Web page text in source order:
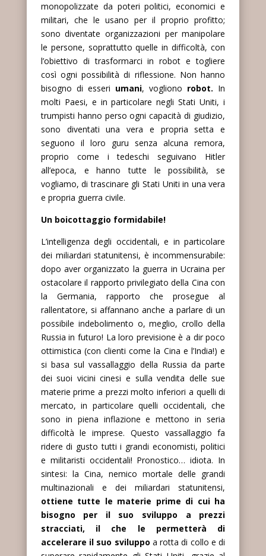
monopolizzate da poteri politici, economici e
militari, che le usano per il proprio profitto;
sono diventate organizzazioni per manipolare
le persone, soprattutto quelle in difficoltà, con
l’obiettivo di trasformarci in robot e togliere
così ogni possibilità di riflessione. Non hanno
bisogno di esseri umani, vogliono robot. In
molti Paesi, e in particolare negli Stati Uniti, i
trumpisti hanno perso ogni capacità di giudizio,
sono diventati una vera e propria setta e
seguono il loro guru senza alcuna remora,
proprio come i tedeschi seguivano Hitler
all’epoca, e hanno tutte le possibilità, se
vogliamo, di trascinare gli Stati Uniti in una vera
e propria guerra civile.
Un boicottaggio formidabile!
L’intelligenza degli occidentali, e in particolare
dei miliardari statunitensi, è incommensurabile:
dopo aver organizzato la guerra in Ucraina per
ostacolare il rapporto privilegiato della Cina con
la Germania, rapporto che prosegue al
rallentatore, si affannano anche a parlare di un
possibile indebolimento o, meglio, crollo della
Russia in futuro! La loro previsione è a dir poco
ottimistica (con clienti come la Cina e l’India!) e
si basa sul vassallaggio della Russia da parte
dei suoi vicini cinesi e sulla vendita delle sue
materie prime a prezzi molto inferiori a quelli di
mercato, in particolare quelli occidentali, che
sono in piena inflazione e mettono in seria
difficoltà le imprese. Questo vassallaggio fa
ridere di gusto tutti i grandi economisti, politici
e militaristi occidentali! Pronostico… idiota. In
sintesi: la Cina, nemico mortale delle grandi
multinazionali e dei miliardari statunitensi,
ottiene tutte le materie prime di cui ha
bisogno per il suo sviluppo a prezzi
stracciati, il che le permetterà di
accelerare il suo sviluppo a rotta di collo e di